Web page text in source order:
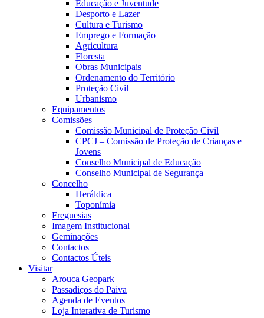
Educação e Juventude
Desporto e Lazer
Cultura e Turismo
Emprego e Formação
Agricultura
Floresta
Obras Municipais
Ordenamento do Território
Proteção Civil
Urbanismo
Equipamentos
Comissões
Comissão Municipal de Proteção Civil
CPCJ – Comissão de Proteção de Crianças e
Jovens
Conselho Municipal de Educação
Conselho Municipal de Segurança
Concelho
Heráldica
Toponímia
Freguesias
Imagem Institucional
Geminações
Contactos
Contactos Úteis
Visitar
Arouca Geopark
Passadiços do Paiva
Agenda de Eventos
Loja Interativa de Turismo